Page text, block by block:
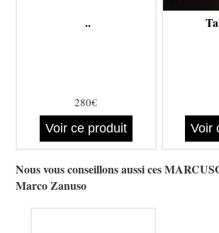
..
280€
Voir ce produit
Voir
Nous vous conseillons aussi ces
Marco Zanuso